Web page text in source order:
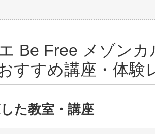
Be Free メゾン
すすめ講座・体験
た教室・講座